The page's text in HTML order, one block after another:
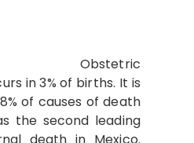
in 3% of births. It is
of causes of death
the second leading
death in Mexico.